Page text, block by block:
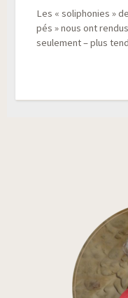
Les « soli­pho­nies »
pés » nous ont
seule­ment – plus